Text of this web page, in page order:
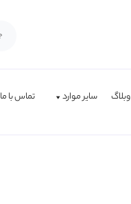
وبلاگ سایر موارد تماس با ما